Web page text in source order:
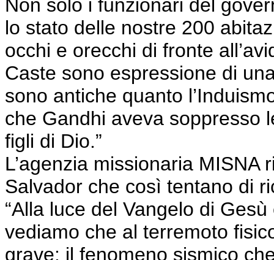
Non solo i funzionari del
lo stato delle nostre 200
occhi e orecchi di fronte
Caste sono espressione di
sono antiche quanto
che Gandhi aveva soppresso
figli di Dio.”
L’agenzia missionaria
Salvador che così tentano di
“Alla luce del Vangelo di
vediamo che al terremoto
grave: il fenomeno sismico